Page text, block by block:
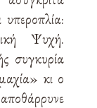
Ψυχή.
συγκυρία
κι ο